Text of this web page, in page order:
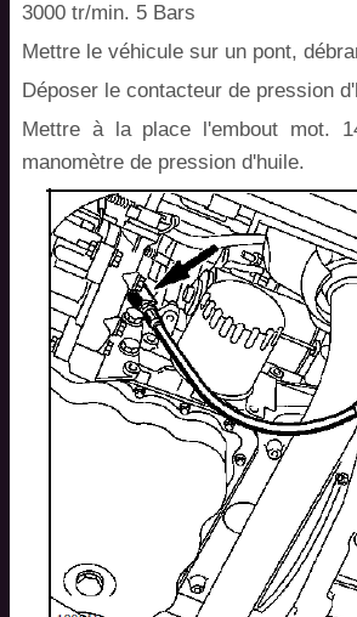
3000 tr/min. 5 Bars
Mettre le véhicule sur un pont,
Déposer le contacteur de pression
Mettre à la place l'embout mot.
manomètre de pression d'huile.